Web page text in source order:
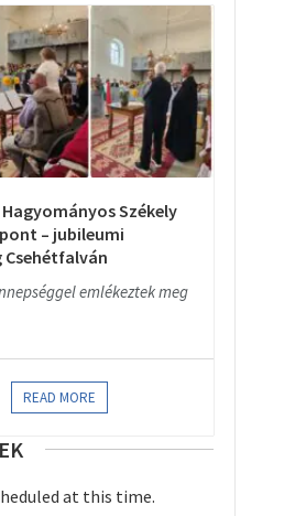
Hagyományos Székely
– jubileumi
Csehétfalván
emlékeztek meg
READ MORE
at this time.